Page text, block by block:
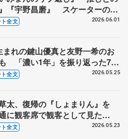
『宇野昌磨』 スケーターの三
ースは？【コラントッテ・トー
全文 2026.06.01
まれの鍵山優真と友野一希のお
「濃い1年」を振り返った7人
ントッテ・トークイベント②】
全文 2026.05.25
太、復帰の『しょまりん』を
通に観客席で観客として見た
木祐奈、宮原知子さん、田中
全文 2026.05.23